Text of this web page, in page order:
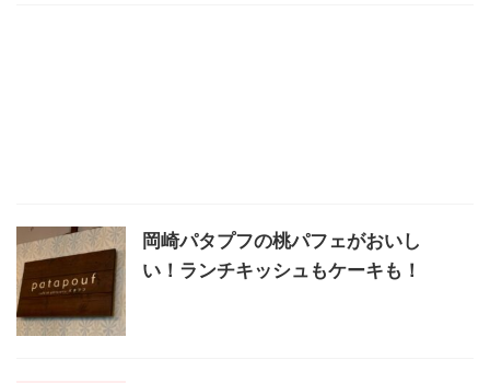
岡崎パタプフの桃パフェがおいし
い！ランチキッシュもケーキも！